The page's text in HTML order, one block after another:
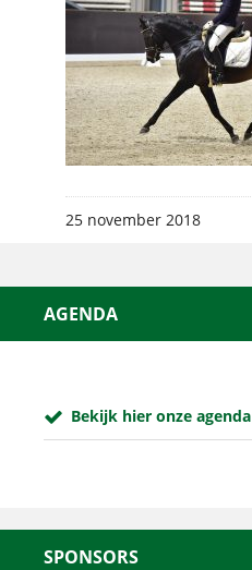
25 november 2018
AGENDA
Bekijk hier onze agenda
SPONSORS